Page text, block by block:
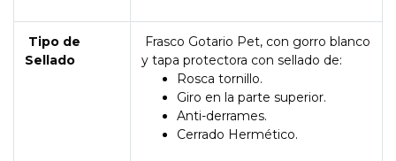
Tipo de
Sellado
Frasco Gotario Pet, con gorro blanco
y tapa protectora con sellado de:
Rosca tornillo.
Giro en la parte superior.
Anti-derrames.
Cerrado Hermético.